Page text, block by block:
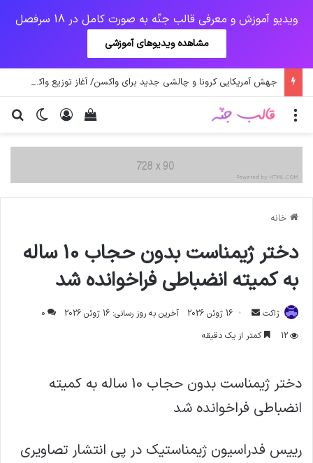
ویدیو آموزش و معرفی قالب جنّه به صورت کامل در 18 سرفصل
مشاهده ویدیوهای آموزشی
جهش آمریکایی کرونا و چالشی جدید برای واکسن/ آغاز توزیع واکسن از سوی اتحادیه کوواکس
تغییر ورود
دیدن سبد خرید منو
خانه
دختر ژیمناست بدون حجاب 10 ساله
به کمیته انضباطی فراخوانده شد
ژاکت
ارسال
ایمیل
16 ژوئن 2026 آخرین به روز رسانی: 16 ژوئن 2026
0
12
کمتر از یک دقیقه
دختر ژیمناست بدون حجاب 10 ساله به کمیته
انضباطی فراخوانده شد
رییس فدراسیون ژیمناستیک در پی انتشار تصاویری